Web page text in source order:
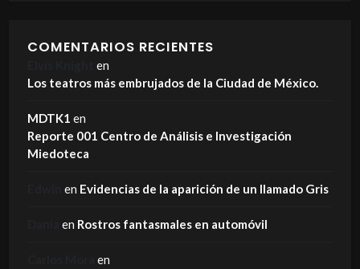
COMENTARIOS RECIENTES
en
Los teatros más embrujados de la Ciudad de México.
MDTK1 en
Reporte 001 Centro de Análisis e Investigación
Miedoteca
en Evidencias de la aparición de un llamado Gris
en Rostros fantasmales en automóvil
en